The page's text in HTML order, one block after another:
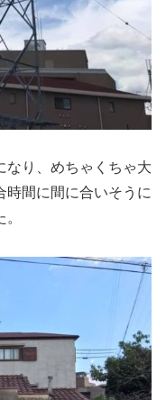
なり、めちゃくちゃ大
時間に間に合いそうに